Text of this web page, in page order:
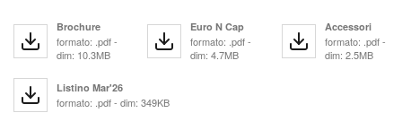
Brochure
formato: .pdf -
dim: 10.3MB
Euro N Cap
formato: .pdf -
dim: 4.7MB
Accessori
formato: .pdf -
dim: 2.5MB
Listino Mar'26
formato: .pdf - dim: 349KB